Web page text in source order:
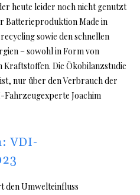
heute leider noch nicht genutzt
Batterieproduktion Made in
sowie den schnellen
– sowohl in Form von
Die Ökobilanzstudie
nur über den Verbrauch der
Fahrzeugexperte Joachim
VDI-
den Umwelteinfluss